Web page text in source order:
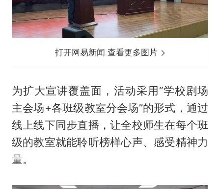
打开网易新闻 查看更多图片
为扩大宣讲覆盖面，活动采用“学校剧场
主会场+各班级教室分会场”的形式，通过
线上线下同步直播，让全校师生在每个班
级的教室就能聆听榜样心声、感受精神力
量。